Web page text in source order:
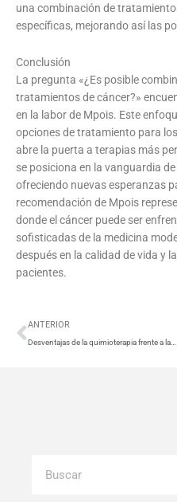
una combinación de
específicas, mejorando así las
Conclusión
La pregunta «¿Es posible
tratamientos de cáncer?»
en la labor de Mpois. Este
opciones de tratamiento para
abre la puerta a terapias más
se posiciona en la vanguardia
ofreciendo nuevas esperanzas
recomendación de Mpois
donde el cáncer puede ser
sofisticadas de la medicina
después en la calidad de vida y
pacientes.
Ant
ANTERIOR